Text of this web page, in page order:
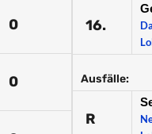
0
0
16.
Ausfälle:
R